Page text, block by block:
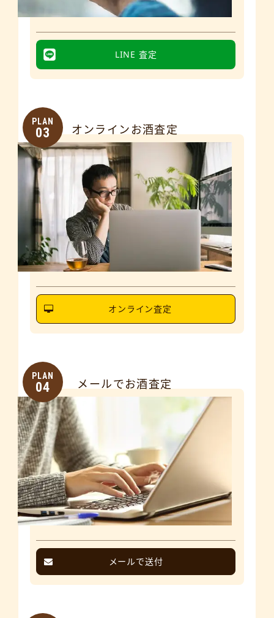
LINE 査定
PLAN
03 オンラインお酒査定
オンライン査定
PLAN
04 メールでお酒査定
メールで送付